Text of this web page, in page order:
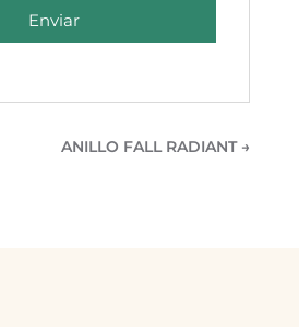
Enviar
ANILLO FALL RADIANT→